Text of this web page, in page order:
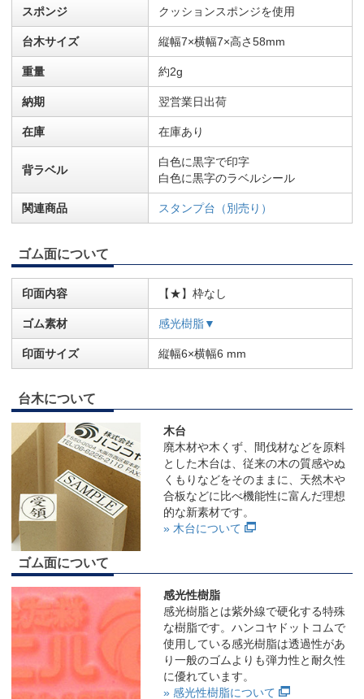
スポンジ クッションスポンジを使用
台木サイズ 縦幅7×横幅7×高さ58mm
重量 約2g
納期 翌営業日出荷
在庫 在庫あり
背ラベル
白色に黒字で印字
白色に黒字のラベルシール
関連商品 スタンプ台（別売り）
ゴム面について
印面内容 【★】枠なし
ゴム素材 感光樹脂▼
印面サイズ 縦幅6×横幅6 mm
台木について
木台
廃木材や木くず、間伐材などを原料
とした木台は、従来の木の質感やぬ
くもりなどをそのままに、天然木や
合板などに比べ機能性に富んだ理想
的な新素材です。
» 木台について
ゴム面について
感光性樹脂
感光樹脂とは紫外線で硬化する特殊
な樹脂です。ハンコヤドットコムで
使用している感光樹脂は透過性があ
り一般のゴムよりも弾力性と耐久性
に優れています。
» 感光性樹脂について